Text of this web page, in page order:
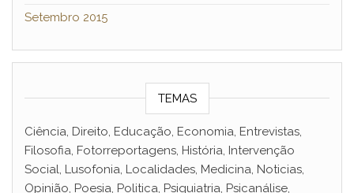
Setembro 2015
TEMAS
Ciência, Direito, Educação, Economia, Entrevistas,
Filosofia, Fotorreportagens, História, Intervenção
Social, Lusofonia, Localidades, Medicina, Noticias,
Opinião, Poesia, Politica, Psiquiatria, Psicanálise,